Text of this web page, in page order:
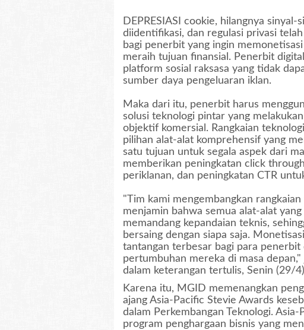
DEPRESIASI cookie, hilangnya
diidentifikasi, dan regulasi privasi
bagi penerbit yang ingin
meraih tujuan finansial. Penerbit
platform sosial raksasa yang tidak
sumber daya pengeluaran iklan.
Maka dari itu, penerbit harus
solusi teknologi pintar yang
objektif komersial. Rangkaian
pilihan alat-alat komprehensif yang
satu tujuan untuk segala aspek dari
memberikan peningkatan click
periklanan, dan peningkatan CTR
"Tim kami mengembangkan
menjamin bahwa semua alat-alat
memandang kepandaian teknis,
bersaing dengan siapa saja.
tantangan terbesar bagi para
pertumbuhan mereka di masa
dalam keterangan tertulis, Senin (29/
Karena itu, MGID memenangkan
ajang Asia-Pacific Stevie Awards
dalam Perkembangan Teknologi.
program penghargaan bisnis yang